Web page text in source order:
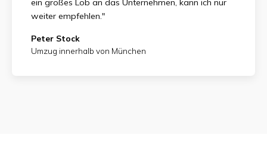
ein großes Lob an das Unternehmen, kann ich nur
weiter empfehlen."
Peter Stock
Umzug innerhalb von München